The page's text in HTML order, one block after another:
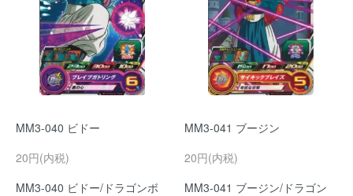
MM3-040 ビドー
20円(内税)
MM3-040 ビドー/ドラゴンボ
MM3-041 ブージン
20円(内税)
MM3-041 ブージン/ドラゴン